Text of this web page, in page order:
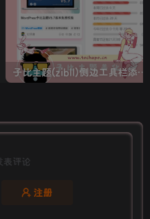
子比主题(zibll)侧边工具栏添加人生倒计时美化
表评论
注册